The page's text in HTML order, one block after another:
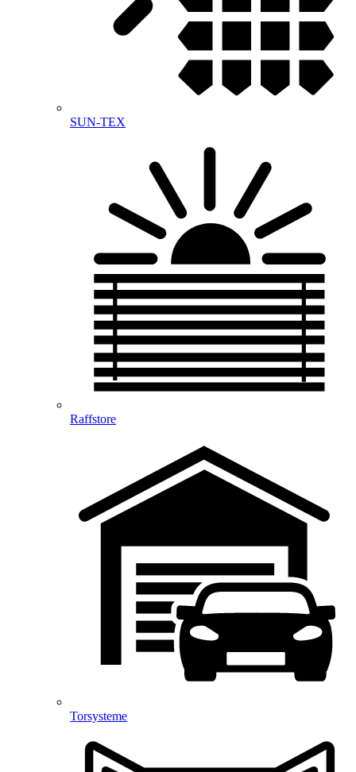
SUN-TEX
Raffstore
Torsysteme